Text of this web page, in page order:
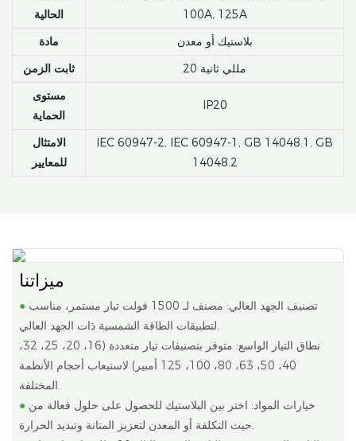
الحالية
100A, 125A
مادة
بلاستيك أو معدن
ثابت الزمن
20 مللي ثانية
مستوى
الحماية
IP20
الامتثال
للمعايير
IEC 60947-2, IEC 60947-1, GB 14048.1, GB
14048.2
ميزاتنا
●تصنيف الجهد العالي: مصنف لـ 1500 فولت تيار مستمر، مناسب
لتطبيقات الطاقة الشمسية ذات الجهد العالي.
نطاق التيار الواسع: متوفر بتصنيفات تيار متعددة (16، 20، 25، 32،
40، 50، 63، 80، 100، 125 أمبير) لاستيعاب أحجام الأنظمة
المختلفة.
● خيارات المواد: اختر بين البلاستيك للحصول على حلول فعالة من
حيث التكلفة أو المعدن لتعزيز المتانة وتبديد الحرارة.